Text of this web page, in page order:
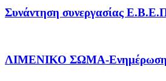
Συνάντηση συνεργασίας
ΛΙΜΕΝΙΚΟ ΣΩΜΑ-Ενημέρωση